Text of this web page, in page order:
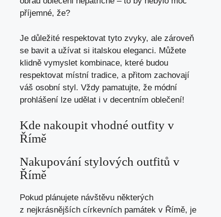
příjemné, že?
Je důležité respektovat tyto zvyky, ale zároveň
se bavit a užívat si italskou eleganci. Můžete
klidně vymyslet kombinace, které budou
respektovat místní tradice, a přitom zachovají
váš osobní styl. Vždy pamatujte, že módní
prohlášení lze udělat i v decentním oblečení!
Kde nakoupit vhodné outfity v
Římě
Nakupování stylových outfitů v
Římě
Pokud plánujete návštěvu některých
z nejkrásnějších církevních památek v Římě, je